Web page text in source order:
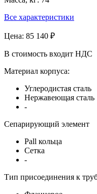
Все характеристики
Цена: 85 140 ₽
В стоимость входит НДС
Материал корпуса:
Углеродистая сталь
Нержавеющая сталь
-
Сепарирующий элемент
Pall кольца
Сетка
-
Тип присоединения к